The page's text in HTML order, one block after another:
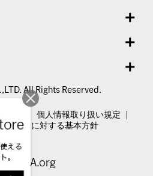
All Rights Reserved.
個人情報取り扱い規定
メントに対する基本方針
MoMA.org